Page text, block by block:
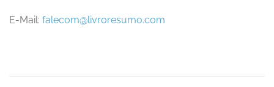
E-Mail: falecom@livroresumo.com